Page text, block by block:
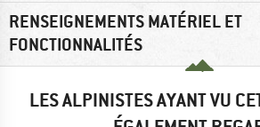
RENSEIGNEMENTS MATÉRIEL ET
FONCTIONNALITÉS
LES ALPINISTES AYANT VU